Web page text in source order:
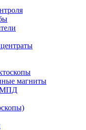
магниты
МПД